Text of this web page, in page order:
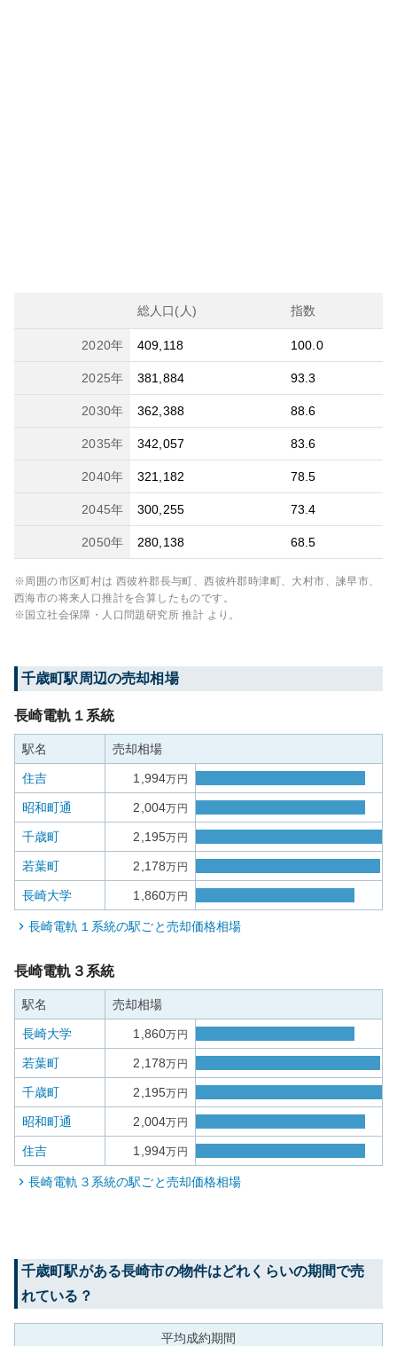
総人口(人) 指数
2020年 409,118 100.0
2025年 381,884 93.3
2030年 362,388 88.6
2035年 342,057 83.6
2040年 321,182 78.5
2045年 300,255 73.4
2050年 280,138 68.5
※周囲の市区町村は 西彼杵郡長与町、西彼杵郡時津町、大村市、諫早市、
西海市の将来人口推計を合算したものです。
※国立社会保障・人口問題研究所 推計 より。
千歳町駅周辺の売却相場
長崎電軌１系統
駅名 売却相場
住吉 1,994万円
昭和町通 2,004万円
千歳町 2,195万円
若葉町 2,178万円
長崎大学 1,860万円
長崎電軌１系統の駅ごと売却価格相場
長崎電軌３系統
駅名 売却相場
長崎大学 1,860万円
若葉町 2,178万円
千歳町 2,195万円
昭和町通 2,004万円
住吉 1,994万円
長崎電軌３系統の駅ごと売却価格相場
千歳町駅がある長崎市の物件はどれくらいの期間で売
れている？
平均成約期間